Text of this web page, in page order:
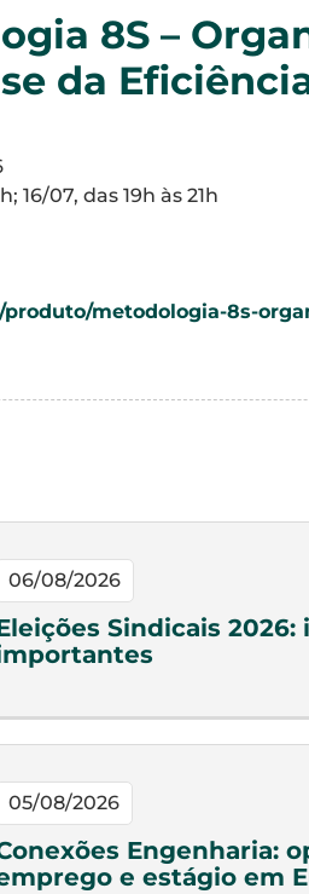
8S –
da
16/07, das 19h às 21h
metodologia-8s-
06/08/2026
Sindicais
05/08/2026
Engenharia:
e estágio em